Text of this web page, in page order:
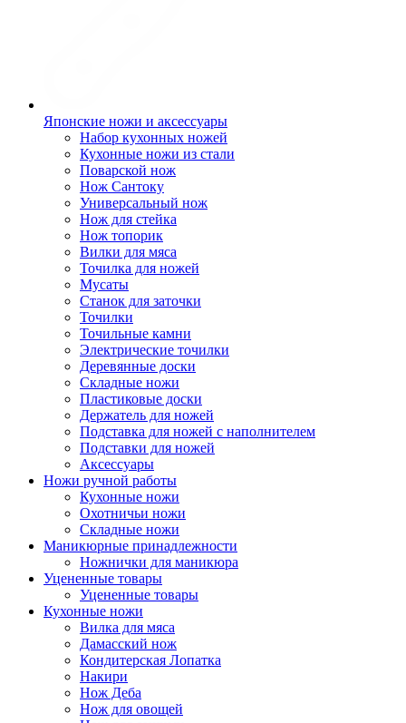
Японские ножи и аксессуары
Набор кухонных ножей
Кухонные ножи из стали
Поварской нож
Нож Сантоку
Универсальный нож
Нож для стейка
Нож топорик
Вилки для мяса
Точилка для ножей
Мусаты
Станок для заточки
Точилки
Точильные камни
Электрические точилки
Деревянные доски
Складные ножи
Пластиковые доски
Держатель для ножей
Подставка для ножей с наполнителем
Подставки для ножей
Аксессуары
Ножи ручной работы
Кухонные ножи
Охотничьи ножи
Складные ножи
Маникюрные принадлежности
Ножнички для маникюра
Уцененные товары
Уцененные товары
Кухонные ножи
Вилка для мяса
Дамасский нож
Кондитерская Лопатка
Накири
Нож Деба
Нож для овощей